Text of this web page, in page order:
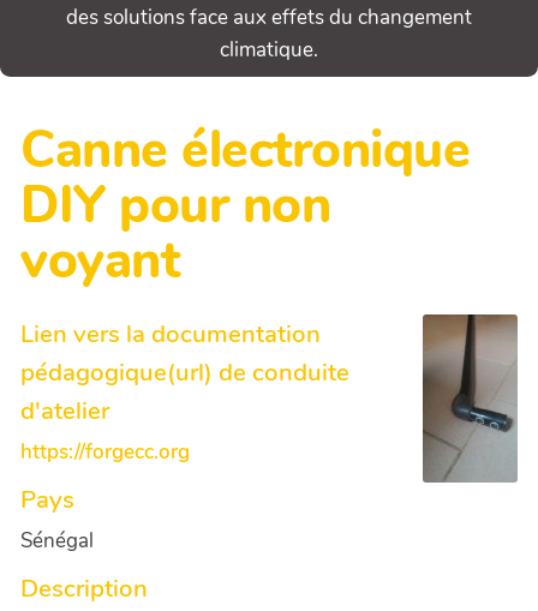
des solutions face aux effets du changement
climatique.
Canne électronique
DIY pour non
voyant
Lien vers la documentation
pédagogique(url) de conduite
d'atelier
https://forgecc.org
Pays
Sénégal
Description